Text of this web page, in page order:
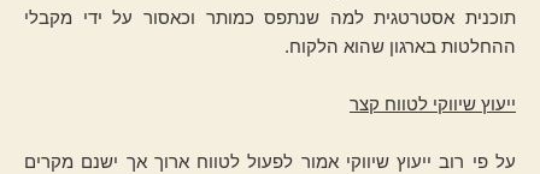
תוכנית אסטרטגית למה שנתפס כמותר וכאסור על ידי מקבלי
ההחלטות בארגון שהוא הלקוח.
ייעוץ שיווקי לטווח קצר
על פי רוב ייעוץ שיווקי אמור לפעול לטווח ארוך אך ישנם מקרים